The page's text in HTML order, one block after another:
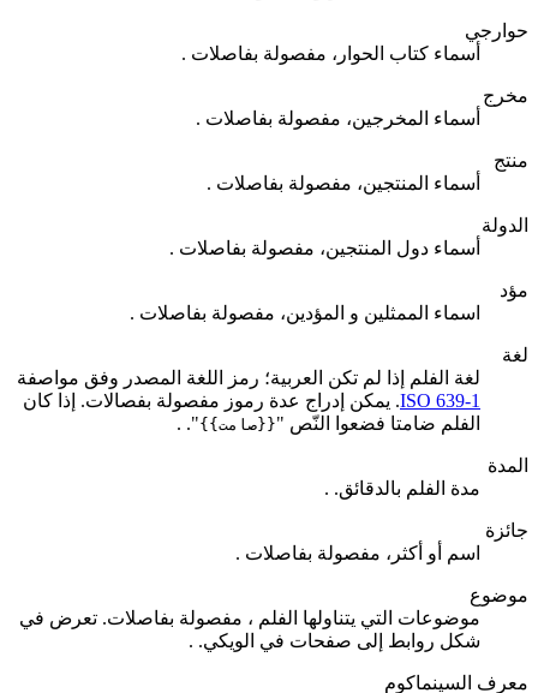
حوارجي
أسماء كتاب الحوار، مفصولة بفاصلات .
مخرج
أسماء المخرجين، مفصولة بفاصلات .
منتج
أسماء المنتجين، مفصولة بفاصلات .
الدولة
أسماء دول المنتجين، مفصولة بفاصلات .
مؤد
اسماء الممثلين و المؤدين، مفصولة بفاصلات .
لغة
لغة الفلم إذا لم تكن العربية؛ رمز اللغة المصدر وفق مواصفة
ISO 639-1. يمكن إدراج عدة رموز مفصولة بفصالات. إذا كان
الفلم ضامتا فضعوا النّص "{{صامت}}".
.
المدة
مدة الفلم بالدقائق. .
جائزة
اسم أو أكثر، مفصولة بفاصلات .
موضوع
موضوعات التي يتناولها الفلم ، مفصولة بفاصلات. تعرض في
شكل روابط إلى صفحات في الويكي. .
معرف السينماكوم